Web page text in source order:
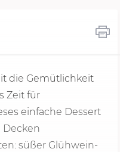
die Gemütlichkeit
Zeit für
einfache Dessert
Decken
süßer Glühwein-